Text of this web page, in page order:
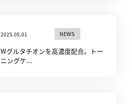
2025.05.01 NEWS
Wグルタチオンを高濃度配合。トー
ニングケ...